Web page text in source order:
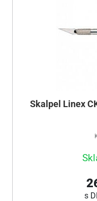
Skalpel Linex
s